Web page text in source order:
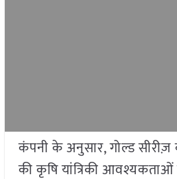
कंपनी के अनुसार, गोल्ड सीरीज़
की कृषि यांत्रिकी